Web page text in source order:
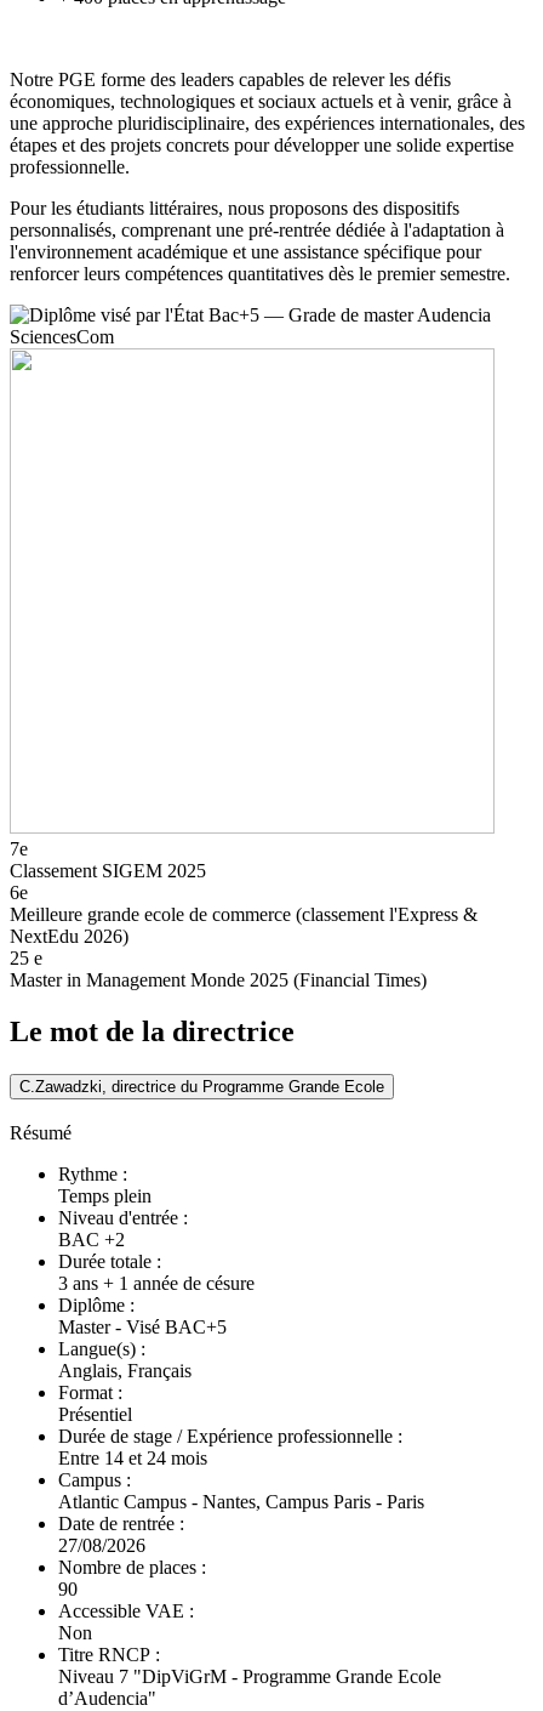
Notre PGE forme des leaders capables de relever les défis
économiques, technologiques et sociaux actuels et à venir, grâce à
une approche pluridisciplinaire, des expériences internationales, des
étapes et des projets concrets pour développer une solide expertise
professionnelle.
Pour les étudiants littéraires, nous proposons des dispositifs
personnalisés, comprenant une pré-rentrée dédiée à l'adaptation à
l'environnement académique et une assistance spécifique pour
renforcer leurs compétences quantitatives dès le premier semestre.
7e
Classement SIGEM 2025
6e
Meilleure grande ecole de commerce (classement l'Express &
NextEdu 2026)
25 e
Master in Management Monde 2025 (Financial Times)
Le mot de la directrice
C.Zawadzki, directrice du Programme Grande Ecole
Résumé
Rythme :
Temps plein
Niveau d'entrée :
BAC +2
Durée totale :
3 ans + 1 année de césure
Diplôme :
Master - Visé BAC+5
Langue(s) :
Anglais, Français
Format :
Présentiel
Durée de stage / Expérience professionnelle :
Entre 14 et 24 mois
Campus :
Atlantic Campus - Nantes, Campus Paris - Paris
Date de rentrée :
27/08/2026
Nombre de places :
90
Accessible VAE :
Non
Titre RNCP :
Niveau 7 "DipViGrM - Programme Grande Ecole
d’Audencia"